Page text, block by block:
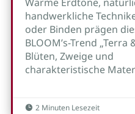
handwerkliche
oder Binden prägen
BLOOM’s-Trend
Blüten, Zweige und
charakteristische
 2 Minuten Lesezeit